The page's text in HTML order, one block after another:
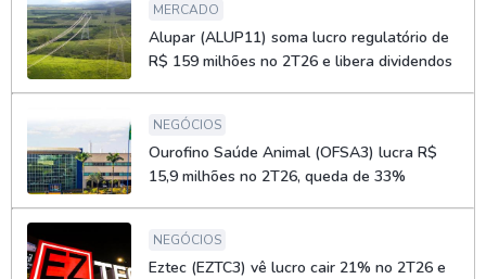
MERCADO
Alupar (ALUP11) soma lucro regulatório de
R$ 159 milhões no 2T26 e libera dividendos
NEGÓCIOS
Ourofino Saúde Animal (OFSA3) lucra R$
15,9 milhões no 2T26, queda de 33%
NEGÓCIOS
Eztec (EZTC3) vê lucro cair 21% no 2T26 e